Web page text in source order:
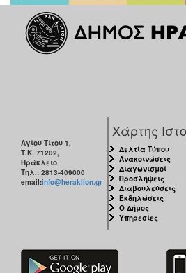
ΠΟΛΙΤΙΣΜΟΣ
ΑΝΘΕΚΤΙΚΗ
ΠΟΛΗ
Αγίου Τίτου 1,
Τ.Κ. 71202,
Ηράκλειο
Τηλ.: 2813-409000
email:info@heraklion.gr
Χάρτης
Δελτία Τύπου
Ανακοινώσεις
Διαγωνισμοί
Προσλήψεις
Διαβουλεύσεις
Εκδηλώσεις
Ο Δήμος
Υπηρεσίες